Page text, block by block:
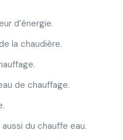
d’énergie.
la chaudière.
de chauffage.
du chauffe eau.